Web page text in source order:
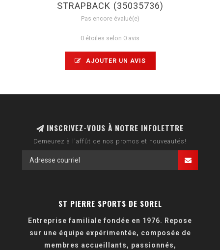
STRAPBACK (35035736)
Pas encore évalué(e)
0 étoiles selon 0 avis
AJOUTER UN AVIS
INSCRIVEZ-VOUS À NOTRE INFOLETTRE
Demeurez à l'affût de nos promos et nouveautés!
ST PIERRE SPORTS DE SOREL
Entreprise familiale fondée en 1976. Repose
sur une équipe expérimentée, composée de
membres accueillants, passionnés,